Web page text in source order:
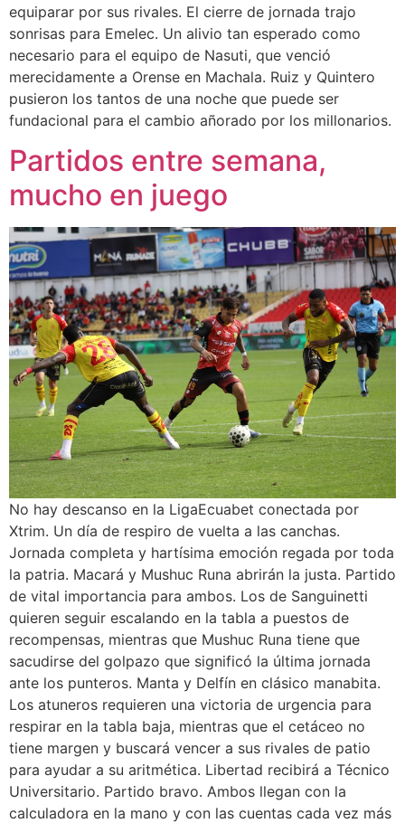
equiparar por sus rivales. El cierre de jornada trajo
sonrisas para Emelec. Un alivio tan esperado como
necesario para el equipo de Nasuti, que venció
merecidamente a Orense en Machala. Ruiz y Quintero
pusieron los tantos de una noche que puede ser
fundacional para el cambio añorado por los millonarios.
Partidos entre semana,
mucho en juego
No hay descanso en la LigaEcuabet conectada por
Xtrim. Un día de respiro de vuelta a las canchas.
Jornada completa y hartísima emoción regada por toda
la patria. Macará y Mushuc Runa abrirán la justa. Partido
de vital importancia para ambos. Los de Sanguinetti
quieren seguir escalando en la tabla a puestos de
recompensas, mientras que Mushuc Runa tiene que
sacudirse del golpazo que significó la última jornada
ante los punteros. Manta y Delfín en clásico manabita.
Los atuneros requieren una victoria de urgencia para
respirar en la tabla baja, mientras que el cetáceo no
tiene margen y buscará vencer a sus rivales de patio
para ayudar a su aritmética. Libertad recibirá a Técnico
Universitario. Partido bravo. Ambos llegan con la
calculadora en la mano y con las cuentas cada vez más